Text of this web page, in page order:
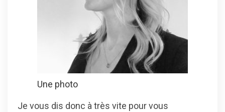
Une photo
Je vous dis donc à très vite pour vous